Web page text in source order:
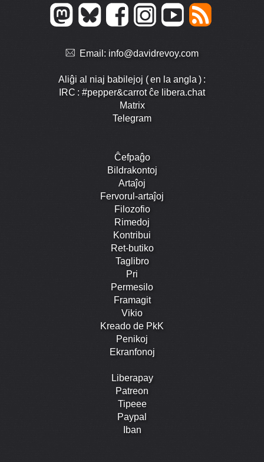
Email: info@davidrevoy.com
Aliĝi al niaj babilejoj ( en la angla ) :
IRC : #pepper&carrot ĉe libera.chat
Matrix
Telegram
Ĉefpaĝo
Bildrakontoj
Artaĵoj
Fervorul-artaĵoj
Filozofio
Rimedoj
Kontribui
Ret-butiko
Taglibro
Pri
Permesilo
Framagit
Vikio
Kreado de PkK
Penikoj
Ekranfonoj
Liberapay
Patreon
Tipeee
Paypal
Iban